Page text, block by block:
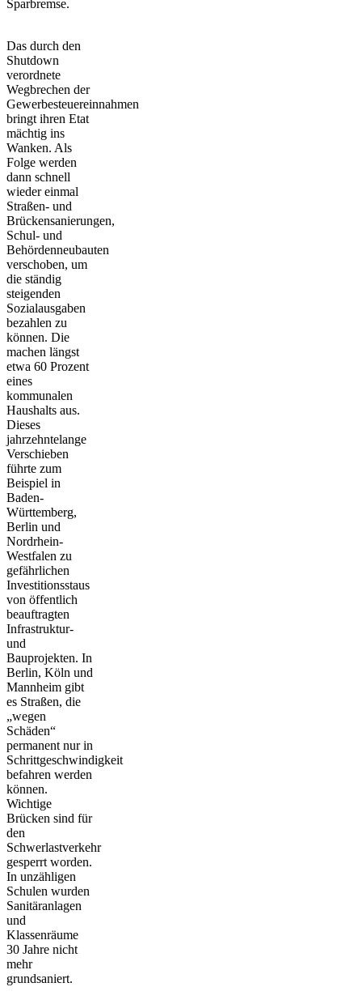
Sparbremse.
Das durch den
Shutdown
verordnete
Wegbrechen der
Gewerbesteuereinnahmen
bringt ihren Etat
mächtig ins
Wanken. Als
Folge werden
dann schnell
wieder einmal
Straßen- und
Brückensanierungen,
Schul- und
Behördenneubauten
verschoben, um
die ständig
steigenden
Sozialausgaben
bezahlen zu
können. Die
machen längst
etwa 60 Prozent
eines
kommunalen
Haushalts aus.
Dieses
jahrzehntelange
Verschieben
führte zum
Beispiel in
Baden-
Württemberg,
Berlin und
Nordrhein-
Westfalen zu
gefährlichen
Investitionsstaus
von öffentlich
beauftragten
Infrastruktur-
und
Bauprojekten. In
Berlin, Köln und
Mannheim gibt
es Straßen, die
„wegen
Schäden“
permanent nur in
Schrittgeschwindigkeit
befahren werden
können.
Wichtige
Brücken sind für
den
Schwerlastverkehr
gesperrt worden.
In unzähligen
Schulen wurden
Sanitäranlagen
und
Klassenräume
30 Jahre nicht
mehr
grundsaniert.